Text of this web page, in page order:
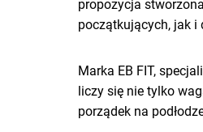
propozycja
początkujących, jak
Marka EB FIT,
liczy się nie tylko
porządek na